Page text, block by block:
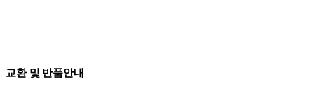
교환 및 반품안내